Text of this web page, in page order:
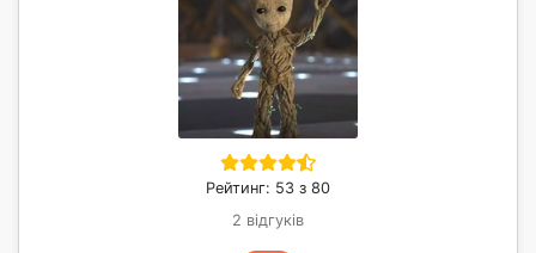
Рейтинг: 53 з 80
2 відгуків